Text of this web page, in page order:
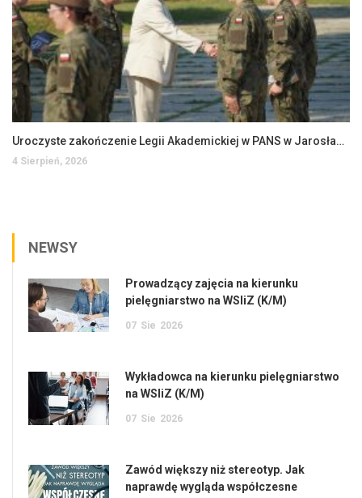
Uroczyste zakończenie Legii Akademickiej w PANS w Jarosławiu
4 Sierpień, 2026
NEWSY
Prowadzący zajęcia na kierunku
pielęgniarstwo na WSIiZ (K/M)
07 Sie 2026
Wykładowca na kierunku pielęgniarstwo
na WSIiZ (K/M)
07 Sie 2026
Zawód większy niż stereotyp. Jak
naprawdę wygląda współczesne